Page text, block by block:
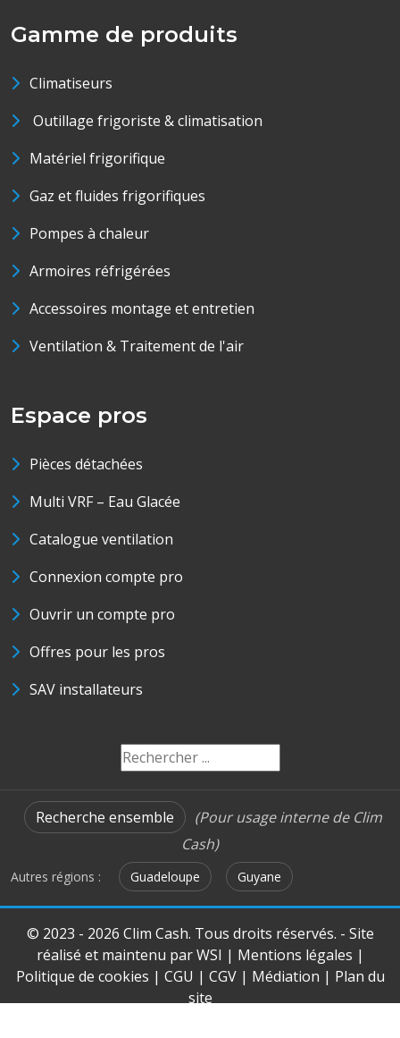
Gamme de produits
Climatiseurs
Outillage frigoriste & climatisation
Matériel frigorifique
Gaz et fluides frigorifiques
Pompes à chaleur
Armoires réfrigérées
Accessoires montage et entretien
Ventilation & Traitement de l'air
Espace pros
Pièces détachées
Multi VRF – Eau Glacée
Catalogue ventilation
Connexion compte pro
Ouvrir un compte pro
Offres pour les pros
SAV installateurs
Recherche ensemble
(Pour usage interne de Clim
Cash)
Autres régions : Guadeloupe Guyane
© 2023 - 2026 Clim Cash. Tous droits réservés. - Site
réalisé et maintenu parWSI | Mentions légales |
Politique de cookies | CGU | CGV| Médiation | Plan du
site